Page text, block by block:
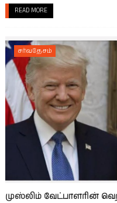
READ MORE
சர்வதேசம்
முஸ்லிம் வேட்பாளரின்